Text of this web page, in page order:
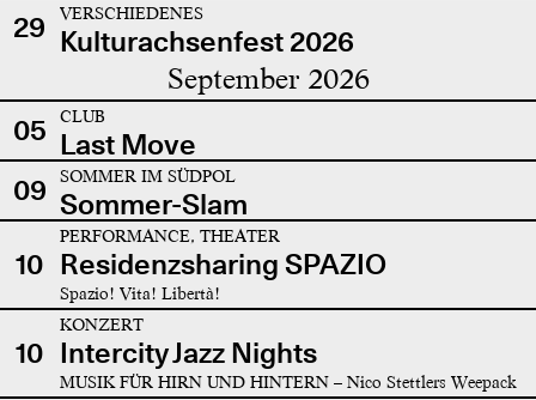
29 VERSCHIEDENES
Kulturachsenfest 2026
September 2026
05 CLUB
Last Move
09
SOMMER IM SÜDPOL
Sommer-Slam
10
PERFORMANCE, THEATER
Residenzsharing SPAZIO
Spazio! Vita! Libertà!
10
KONZERT
Intercity Jazz Nights
MUSIK FÜR HIRN UND HINTERN – Nico Stettlers Weepack